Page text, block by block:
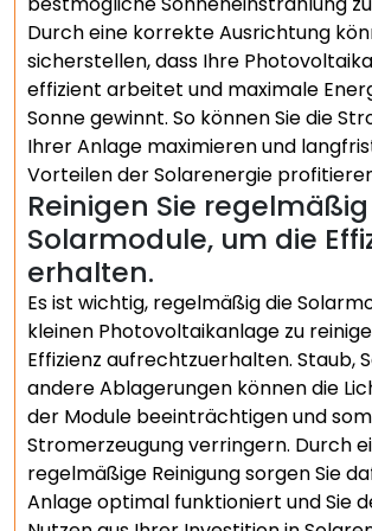
Durch eine korrekte Ausrichtung
sicherstellen, dass Ihre
effizient arbeitet und maximale
Sonne gewinnt. So können Sie die
Ihrer Anlage maximieren und
Vorteilen der Solarenergie
Reinigen Sie
Solarmodule, um die
erhalten.
Es ist wichtig, regelmäßig die
kleinen Photovoltaikanlage zu
Effizienz aufrechtzuerhalten. Staub,
andere Ablagerungen können die
der Module beeinträchtigen und
Stromerzeugung verringern. Durch
regelmäßige Reinigung sorgen Sie
Anlage optimal funktioniert und Sie